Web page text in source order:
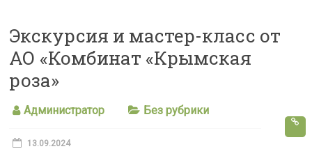
Экскурсия и мастер-класс от
АО «Комбинат «Крымская
роза»
Администратор Без рубрики
13.09.2024
i